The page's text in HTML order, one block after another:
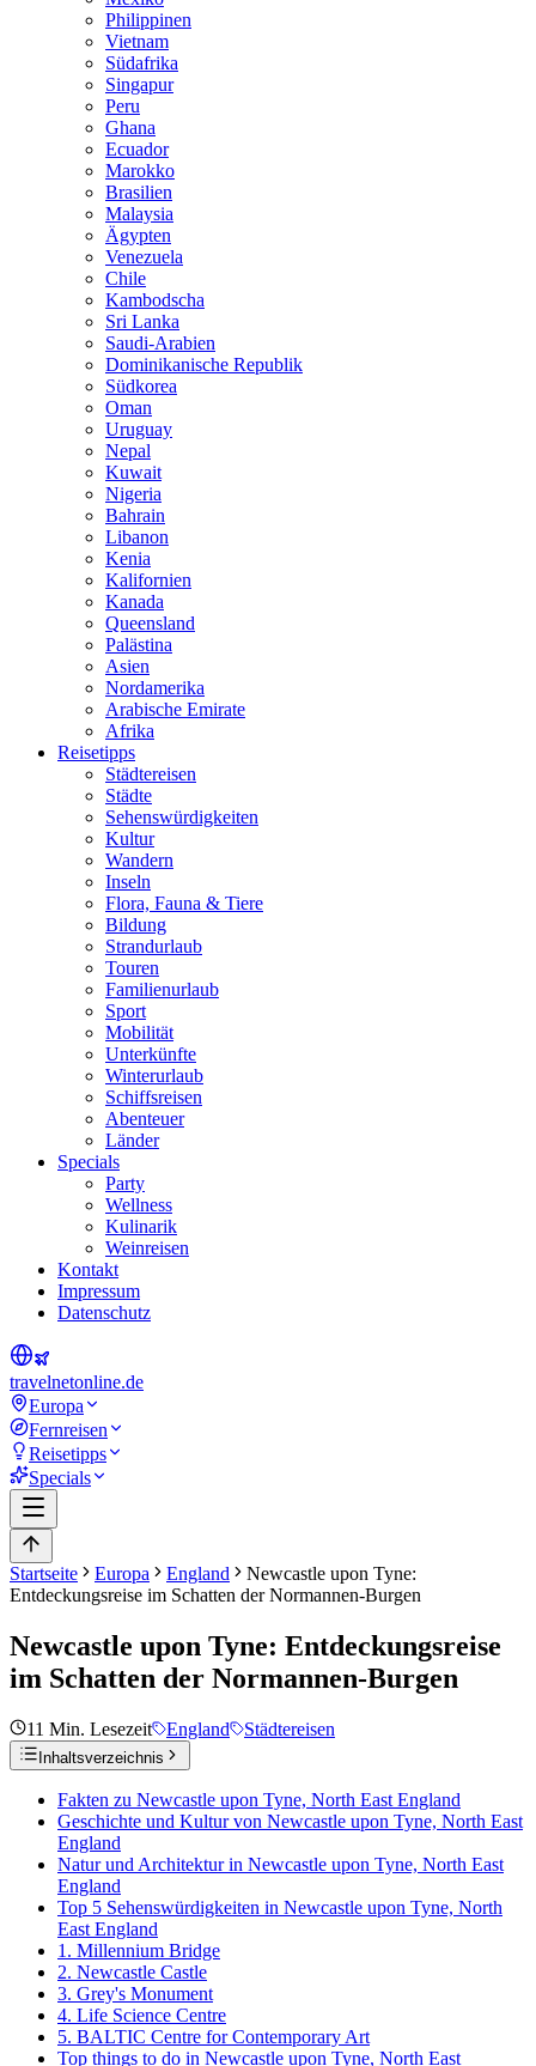
Philippinen
Vietnam
Südafrika
Singapur
Peru
Ghana
Ecuador
Marokko
Brasilien
Malaysia
Ägypten
Venezuela
Chile
Kambodscha
Sri Lanka
Saudi-Arabien
Dominikanische Republik
Südkorea
Oman
Uruguay
Nepal
Kuwait
Nigeria
Bahrain
Libanon
Kenia
Kalifornien
Kanada
Queensland
Palästina
Asien
Nordamerika
Arabische Emirate
Afrika
Reisetipps
Städtereisen
Städte
Sehenswürdigkeiten
Kultur
Wandern
Inseln
Flora, Fauna & Tiere
Bildung
Strandurlaub
Touren
Familienurlaub
Sport
Mobilität
Unterkünfte
Winterurlaub
Schiffsreisen
Abenteuer
Länder
Specials
Party
Wellness
Kulinarik
Weinreisen
Kontakt
Impressum
Datenschutz
travelnetonline.de
Europa
Fernreisen
Reisetipps
Specials
Startseite Europa England
Newcastle upon Tyne:
Entdeckungsreise im Schatten der Normannen-Burgen
Newcastle upon Tyne: Entdeckungsreise
im Schatten der Normannen-Burgen
11 Min. Lesezeit England Städtereisen
Inhaltsverzeichnis
Fakten zu Newcastle upon Tyne, North East England
Geschichte und Kultur von Newcastle upon Tyne, North East
England
Natur und Architektur in Newcastle upon Tyne, North East
England
Top 5 Sehenswürdigkeiten in Newcastle upon Tyne, North
East England
1. Millennium Bridge
2. Newcastle Castle
3. Grey's Monument
4. Life Science Centre
5. BALTIC Centre for Contemporary Art
Top things to do in Newcastle upon Tyne, North East